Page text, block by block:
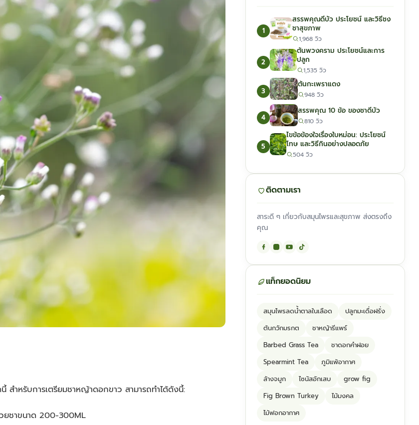
สำหรับการเตรียมชาหญ้าดอกขาว สามารถทำได้ดังนี้:
ยชาขนาด 200-300ML
1
สรรพคุณดีบัว ประโยชน์ และวิธีชง
ชาสุขภาพ
1,968 วิว
2
ต้นพวงคราม ประโยชน์และการ
ปลูก
1,535 วิว
3
ต้นกะเพราแดง
948 วิว
4
สรรพคุณ 10 ข้อ ของชาดีบัว
810 วิว
5
ไขข้อข้องใจเรื่องใบหม่อน: ประโยชน์
โทษ และวิธีกินอย่างปลอดภัย
504 วิว
ติดตามเรา
สาระดี ๆ เกี่ยวกับสมุนไพรและสุขภาพ ส่งตรงถึง
คุณ
แท็กยอดนิยม
สมุนไพรลดน้ำตาลในเลือด
ปลูกมะเดื่อฝรั่ง
ต้นกวักมรกต
ชาหญ้ารีแพร์
Barbed Grass Tea
ชาดอกคำฝอย
Spearmint Tea
ภูมิแพ้อากาศ
ล้างจมูก
ไซนัสอักเสบ
grow fig
Fig Brown Turkey
ไม้มงคล
ไม้ฟอกอากาศ